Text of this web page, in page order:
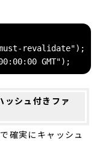
revalidate");
GMT");
ッシュ付きファ
確実にキャッシュ